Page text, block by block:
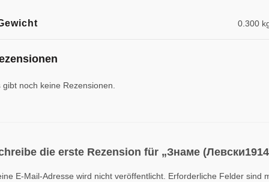
0.300
gibt noch keine Rezensionen.
die erste Rezension für „Знаме
E-Mail-Adresse wird nicht veröffentlicht. Erforderliche Felder sind